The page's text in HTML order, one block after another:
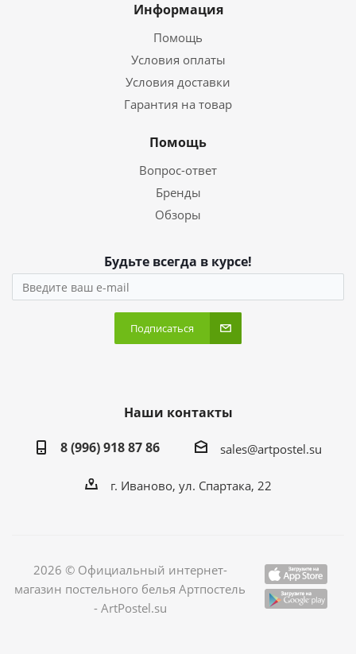
Информация
Помощь
Условия оплаты
Условия доставки
Гарантия на товар
Помощь
Вопрос-ответ
Бренды
Обзоры
Будьте всегда в курсе!
Подписаться
Наши контакты
8 (996) 918 87 86
sales@artpostel.su
г. Иваново, ул. Спартака, 22
2026 © Официальный интернет-
магазин постельного белья Артпостель
- ArtPostel.su